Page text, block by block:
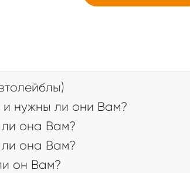
и нужны ли они Вам?
она Вам?
она Вам?
он Вам?